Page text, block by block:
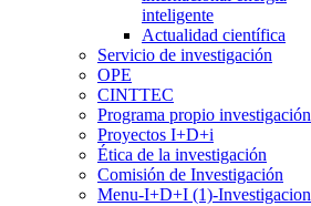
inteligente
Actualidad científica
Servicio de investigación
OPE
CINTTEC
Programa propio investigación
Proyectos I+D+i
Ética de la investigación
Comisión de Investigación
Menu-I+D+I (1)-Investigacion